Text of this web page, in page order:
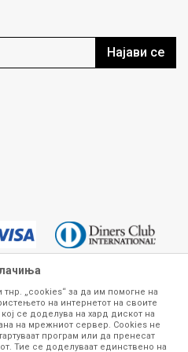
Најави се
кои се изложени на нашата
бидат конкретни, точни и прецизни,
дека се без ниту една грешка или
„cookies“ за да им помогне на
на интернетот на своите
се доделува на хард дискот на
на мрежниот сервер. Cookies не
програм или да пренесат
Тие се доделуваат единствено на